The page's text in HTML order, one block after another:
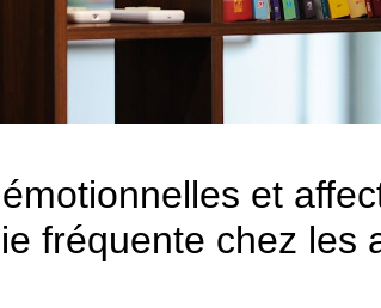
et
fréquente chez les